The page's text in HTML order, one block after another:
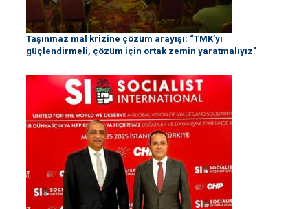
Taşınmaz mal krizine çözüm arayışı: “TMK’yı
güçlendirmeli, çözüm için ortak zemin yaratmalıyız”